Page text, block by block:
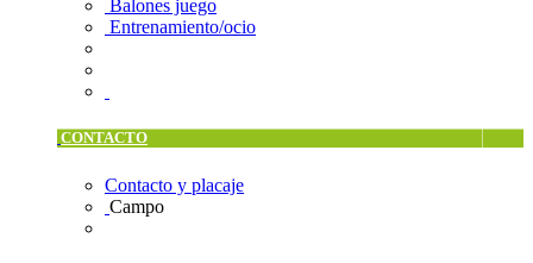
Balones juego
Entrenamiento/ocio
CONTACTO
Contacto y placaje
Campo